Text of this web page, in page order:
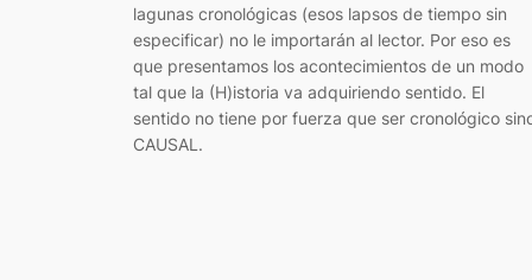
lagunas cronológicas (esos lapsos de tiempo sin
especificar) no le importarán al lector. Por eso es
que presentamos los acontecimientos de un modo
tal que la (H)istoria va adquiriendo sentido. El
sentido no tiene por fuerza que ser cronológico
CAUSAL.